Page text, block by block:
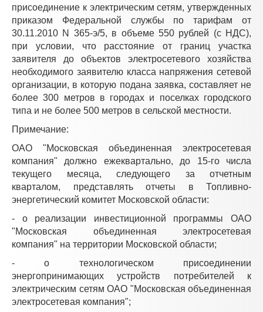
присоединение к электрическим сетям, утвержденных
приказом Федеральной службы по тарифам от
30.11.2010 N 365-э/5, в объеме 550 рублей (с НДС),
при условии, что расстояние от границ участка
заявителя до объектов электросетевого хозяйства
необходимого заявителю класса напряжения сетевой
организации, в которую подана заявка, составляет не
более 300 метров в городах и поселках городского
типа и не более 500 метров в сельской местности.
Примечание:
ОАО "Московская объединенная электросетевая
компания" должно ежеквартально, до 15-го числа
текущего месяца, следующего за отчетным
кварталом, представлять отчеты в Топливно-
энергетический комитет Московской области:
- о реализации инвестиционной программы ОАО
"Московская объединенная электросетевая
компания" на территории Московской области;
- о технологическом присоединении
энергопринимающих устройств потребителей к
электрическим сетям ОАО "Московская объединенная
электросетевая компания";